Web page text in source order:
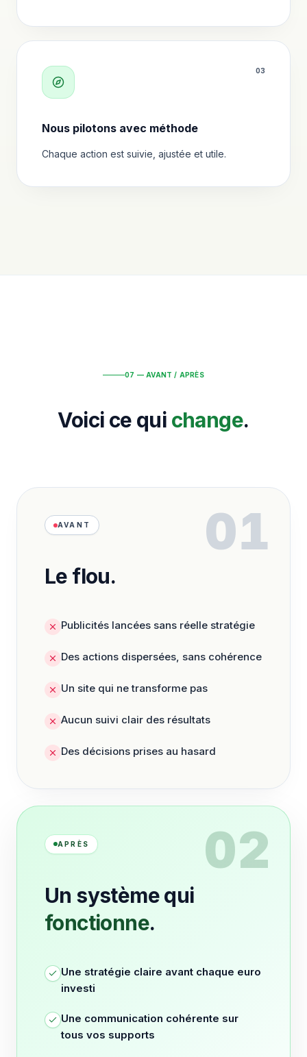
03
Nous pilotons avec méthode
Chaque action est suivie, ajustée et utile.
07 — AVANT / APRÈS
Voici ce qui change.
01
AVANT
Le flou.
Publicités lancées sans réelle stratégie
Des actions dispersées, sans cohérence
Un site qui ne transforme pas
Aucun suivi clair des résultats
Des décisions prises au hasard
02
APRÈS
Un système qui
fonctionne.
Une stratégie claire avant chaque euro
investi
Une communication cohérente sur
tous vos supports